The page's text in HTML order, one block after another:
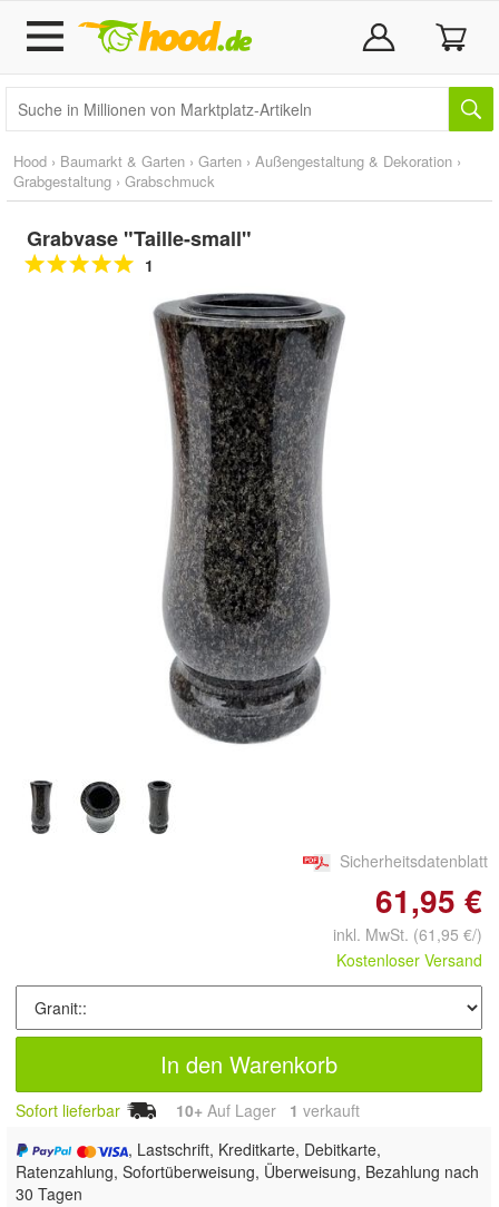
Hood › Baumarkt & Garten › Garten › Außengestaltung & Dekoration ›
Grabgestaltung › Grabschmuck
Grabvase "Taille-small"
1
Doppelt antippen zum
vergrößern
Sicherheitsdatenblatt
61,95 €
inkl. MwSt. (61,95 €/)
Kostenloser Versand
In den Warenkorb
Sofort lieferbar 10+ Auf Lager 1 verkauft
, Lastschrift, Kreditkarte, Debitkarte,
Ratenzahlung, Sofortüberweisung, Überweisung, Bezahlung nach
30 Tagen